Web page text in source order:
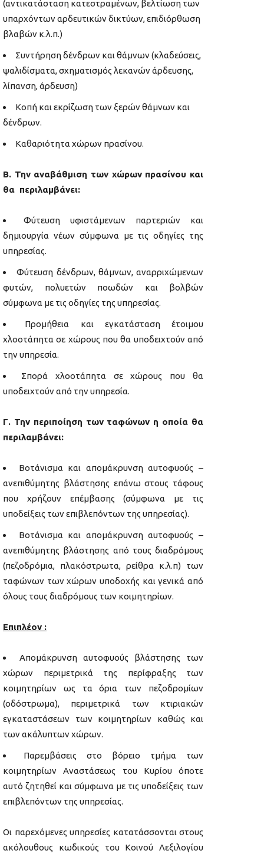
(αντικατάσταση κατεστραμένων, βελτίωση των
υπαρχόντων αρδευτικών δικτύων, επιδιόρθωση
βλαβών κ.λ.π.)
Συντήρηση δένδρων και θάμνων (κλαδεύσεις,
ψαλιδίσματα, σχηματισμός λεκανών άρδευσης,
λίπανση, άρδευση)
Κοπή και εκρίζωση των ξερών θάμνων και
δένδρων.
Καθαριότητα χώρων πρασίνου.
Β. Την αναβάθμιση των χώρων πρασίνου και
θα περιλαμβάνει:
Φύτευση υφιστάμενων παρτεριών και
δημιουργία νέων σύμφωνα με τις οδηγίες της
υπηρεσίας.
Φύτευση δένδρων, θάμνων, αναρριχώμενων
φυτών, πολυετών ποωδών και βολβών
σύμφωνα με τις οδηγίες της υπηρεσίας.
Προμήθεια και εγκατάσταση έτοιμου
χλοοτάπητα σε χώρους που θα υποδειχτούν από
την υπηρεσία.
Σπορά χλοοτάπητα σε χώρους που θα
υποδειχτούν από την υπηρεσία.
Γ. Την περιποίηση των ταφώνων η οποία θα
περιλαμβάνει:
Βοτάνισμα και απομάκρυνση αυτοφυούς –
ανεπιθύμητης βλάστησης επάνω στους τάφους
που χρήζουν επέμβασης (σύμφωνα με τις
υποδείξεις των επιβλεπόντων της υπηρεσίας).
Βοτάνισμα και απομάκρυνση αυτοφυούς –
ανεπιθύμητης βλάστησης από τους διαδρόμους
(πεζοδρόμια, πλακόστρωτα, ρείθρα κ.λ.π) των
ταφώνων των χώρων υποδοχής και γενικά από
όλους τους διαδρόμους των κοιμητηρίων.
Επιπλέον :
Απομάκρυνση αυτοφυούς βλάστησης των
χώρων περιμετρικά της περίφραξης των
κοιμητηρίων ως τα όρια των πεζοδρομίων
(οδόστρωμα), περιμετρικά των κτιριακών
εγκαταστάσεων των κοιμητηρίων καθώς και
των ακάλυπτων χώρων.
Παρεμβάσεις στο βόρειο τμήμα των
κοιμητηρίων Αναστάσεως του Κυρίου όποτε
αυτό ζητηθεί και σύμφωνα με τις υποδείξεις των
επιβλεπόντων της υπηρεσίας.
Οι παρεχόμενες υπηρεσίες κατατάσσονται στους
ακόλουθους κωδικούς του Κοινού Λεξιλογίου